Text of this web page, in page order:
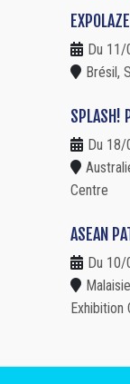
Du
Brésil,
SPLASH!
Du
Centre
ASEAN
Du
Exhibition